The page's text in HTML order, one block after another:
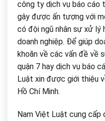
công ty dịch vụ báo cáo
gây được ấn tượng với
có đội ngũ nhân sự xử lý
doanh nghiệp. Để giúp
khoăn về các vấn đề về
quận 7 hay dịch vụ báo
Luật xin được giới thiệu
Hồ Chí Minh.
Nam Việt Luật cung cấp